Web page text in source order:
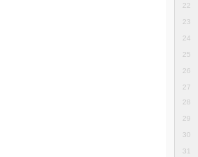
22
23
24
25
26
27
28
29
30
31